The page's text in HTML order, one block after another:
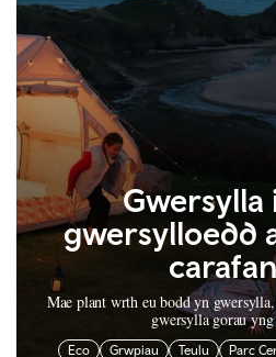
Gwersylla
gwersylloedd
Mae plant wrth eu bodd yn
gwersylla gorau
Eco Grwpiau Teulu Parc